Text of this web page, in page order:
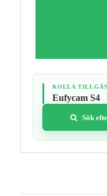
KOLLA
Eufycam S4
Sök